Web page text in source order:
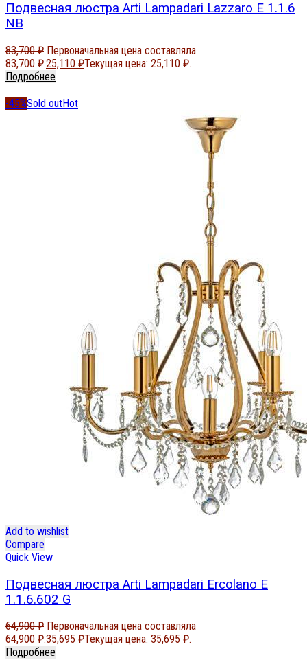
Подвесная люстра Arti Lampadari Lazzaro E 1.1.6
NB
83,700₽ Первоначальная цена составляла
83,700 ₽.25,110 ₽Текущая цена: 25,110 ₽.
Подробнее
-45%Sold outHot
Add to wishlist
Compare
Quick View
Подвесная люстра Arti Lampadari Ercolano E
1.1.6.602 G
64,900₽ Первоначальная цена составляла
64,900 ₽.35,695 ₽Текущая цена: 35,695 ₽.
Подробнее